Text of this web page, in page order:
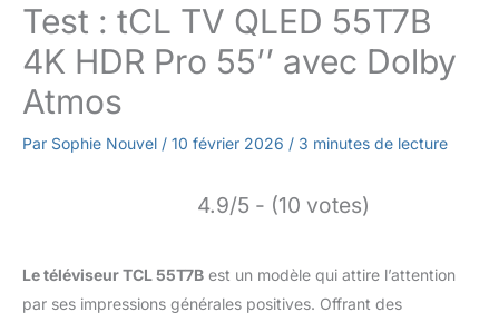
Test : tCL TV QLED 55T7B
4K HDR Pro 55’’ avec Dolby
Atmos
Par Sophie Nouvel / 10 février 2026 / 3 minutes de lecture
4.9/5 - (10 votes)
Le téléviseur TCL 55T7B est un modèle qui attire l’attention
par ses impressions générales positives. Offrant des